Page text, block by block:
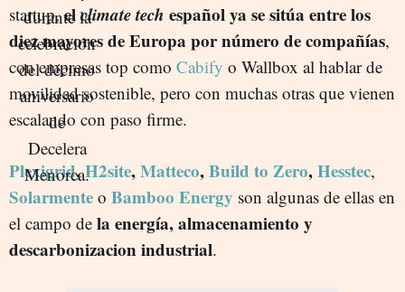
startup,elclimate tech español ya se sitúa entre los
diez mayores de Europa por número de compañías,
con empresas top como Cabify o Wallbox al hablar de
movilidad sostenible, pero con muchas otras que vienen
escalando con paso firme.
Plexigrid,H2site,Matteco,Build to Zero,Hesstec,
Solarmente o Bamboo Energy son algunas de ellas en
el campo de la energía, almacenamiento y
descarbonizacion industrial.